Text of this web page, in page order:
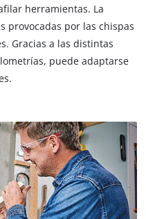
herramientas. La
provocadas por las chispas
Gracias a las distintas
puede adaptarse